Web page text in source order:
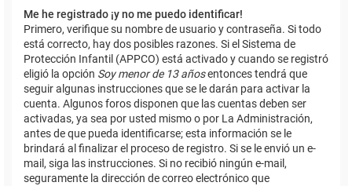
Me he registrado ¡y no me puedo identificar!
Primero, verifique su nombre de usuario y contraseña. Si todo
está correcto, hay dos posibles razones. Si el Sistema de
Protección Infantil (APPCO) está activado y cuando se registró
eligió la opción Soy menor de 13 añosentonces tendrá que
seguir algunas instrucciones que se le darán para activar la
cuenta. Algunos foros disponen que las cuentas deben ser
activadas, ya sea por usted mismo o por La Administración,
antes de que pueda identificarse; esta información se le
brindará al finalizar el proceso de registro. Si se le envió un e-
mail, siga las instrucciones. Si no recibió ningún e-mail,
seguramente la dirección de correo electrónico que